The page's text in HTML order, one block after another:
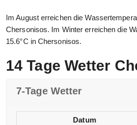
Im August erreichen die
Chersonisos. Im Winter erreichen die
15.6°C in Chersonisos.
14 Tage Wetter
7-Tage Wetter
Datum